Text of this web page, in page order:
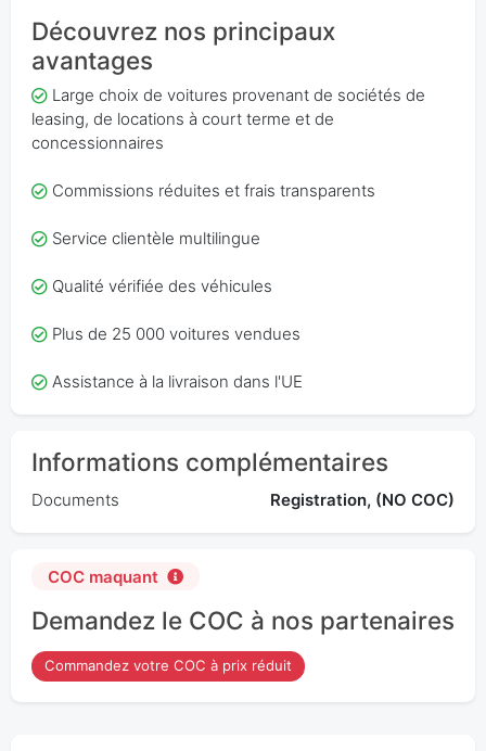
Découvrez nos principaux
avantages
Large choix de voitures provenant de sociétés de
leasing, de locations à court terme et de
concessionnaires
Commissions réduites et frais transparents
Service clientèle multilingue
Qualité vérifiée des véhicules
Plus de 25 000 voitures vendues
Assistance à la livraison dans l'UE
Informations complémentaires
Documents Registration, (NO COC)
COC maquant
Demandez le COC à nos partenaires
Commandez votre COC à prix réduit